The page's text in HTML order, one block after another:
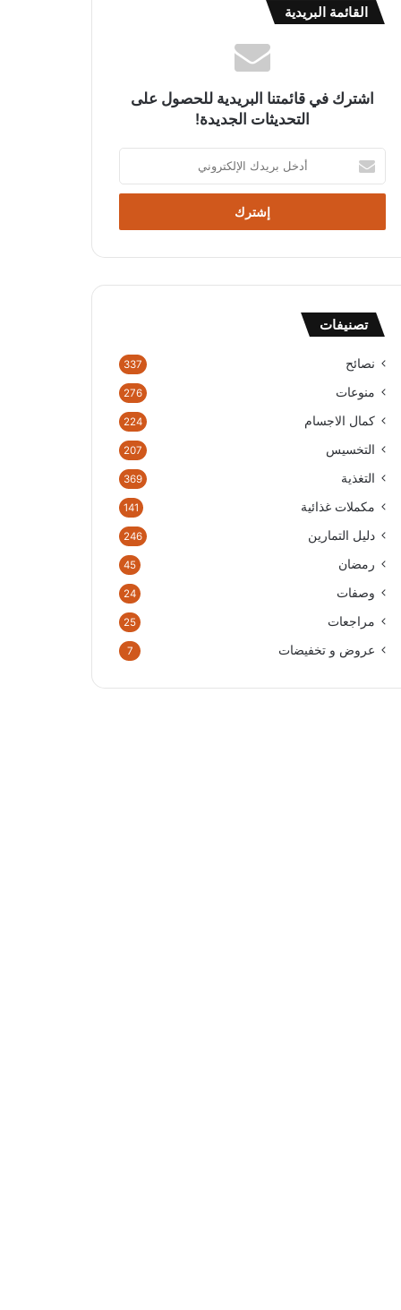
القائمة البريدية
اشترك في قائمتنا البريدية للحصول على
التحديثات الجديدة!
بريدك
الإلكتروني
تصنيفات
نصائح 337
منوعات 276
كمال الاجسام 224
التخسيس 207
التغذية 369
مكملات غذائية 141
دليل التمارين 246
رمضان 45
وصفات 24
مراجعات 25
عروض و تخفيضات 7